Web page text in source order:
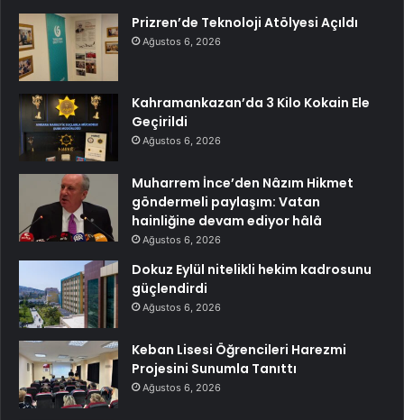
Prizren’de Teknoloji Atölyesi Açıldı
Ağustos 6, 2026
Kahramankazan’da 3 Kilo Kokain Ele
Geçirildi
Ağustos 6, 2026
Muharrem İnce’den Nâzım Hikmet
göndermeli paylaşım: Vatan
hainliğine devam ediyor hâlâ
Ağustos 6, 2026
Dokuz Eylül nitelikli hekim kadrosunu
güçlendirdi
Ağustos 6, 2026
Keban Lisesi Öğrencileri Harezmi
Projesini Sunumla Tanıttı
Ağustos 6, 2026